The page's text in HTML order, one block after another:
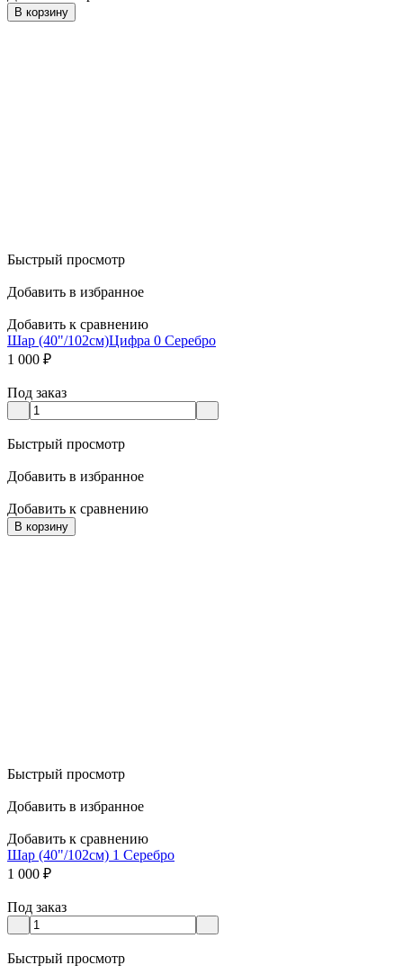
В корзину
Быстрый просмотр
Добавить в избранное
Добавить к сравнению
Шар (40"/102см)Цифра 0 Серебро
1 000 ₽
Под заказ
Быстрый просмотр
Добавить в избранное
Добавить к сравнению
В корзину
Быстрый просмотр
Добавить в избранное
Добавить к сравнению
Шар (40"/102см) 1 Серебро
1 000 ₽
Под заказ
Быстрый просмотр